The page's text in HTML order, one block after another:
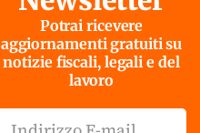
Potrai ricevere
aggiornamenti gratuiti su
notizie fiscali, legali e del
lavoro